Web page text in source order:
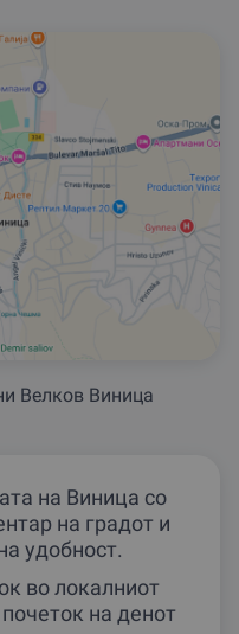
Велков Виница
на Виница со
на градот и
удобност.
во локалниот
на денот